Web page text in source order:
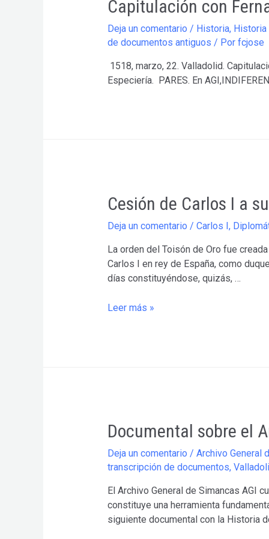
Capitulación con
Deja un comentario / Historia, Historia
de documentos antiguos / Por fcjose
1518, marzo, 22. Valladolid.
Especiería. PARES. En
Cesión de Carlos I a
Deja un comentario / Carlos I,
La orden del Toisón de Oro fue
Carlos I en rey de España, como
días constituyéndose, quizás, …
Cesión
príncipe
de
Asturias,
del
de
Oro
Leer más »
Documental sobre el
Deja un comentario / Archivo General
transcripción de documentos,
El Archivo General de Simancas AGI
constituye una herramienta
siguiente documental con la Historia